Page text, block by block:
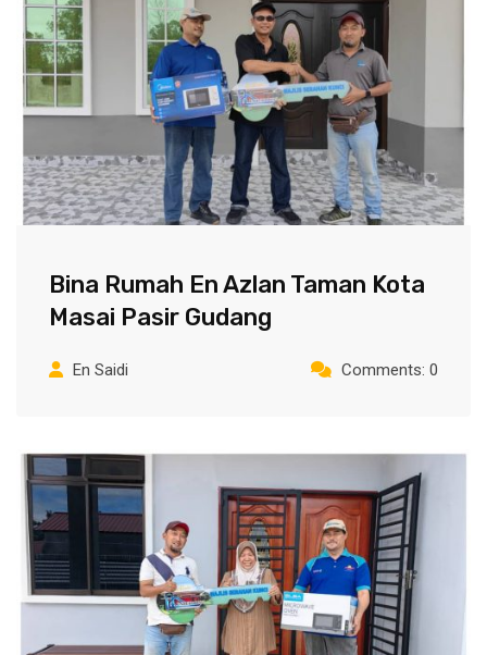
Bina Rumah En Azlan Taman Kota
Masai Pasir Gudang
En Saidi Comments: 0